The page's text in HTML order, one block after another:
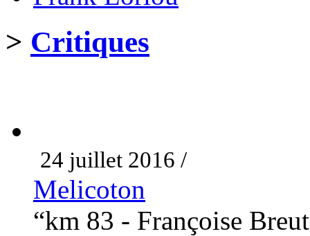
> Critiques
24 juillet 2016 /
Melicoton
“km 83 - Françoise